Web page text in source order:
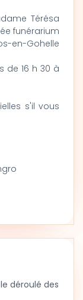
Térésa
funérarium
en-Gohelle
de 16 h 30 à
s'il vous
déroulé des